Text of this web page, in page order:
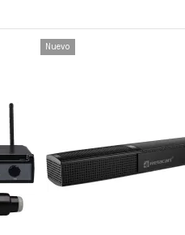
Nuevo